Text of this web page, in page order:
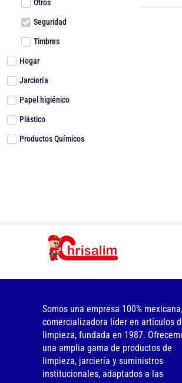
Otros
Seguridad
Timbres
Hogar
Jarciería
Papel higiénico
Plástico
Productos Químicos
Somos una empresa 100% mexicana,
comercializadora líder en artículos
limpieza, fundada en 1987.
una amplia gama de productos de
limpieza, jarciería y suministros
institucionales, adaptados a las